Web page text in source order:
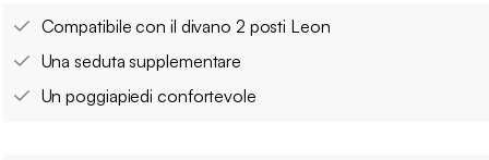
Compatibile con il divano 2 posti Leon
Una seduta supplementare
Un poggiapiedi confortevole